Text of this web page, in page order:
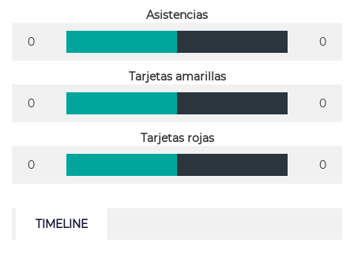
Asistencias
0
0
Tarjetas amarillas
0
0
Tarjetas rojas
0
0
TIMELINE